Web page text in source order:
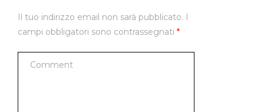
Il tuo indirizzo email non sarà pubblicato. I
campi obbligatori sono contrassegnati *